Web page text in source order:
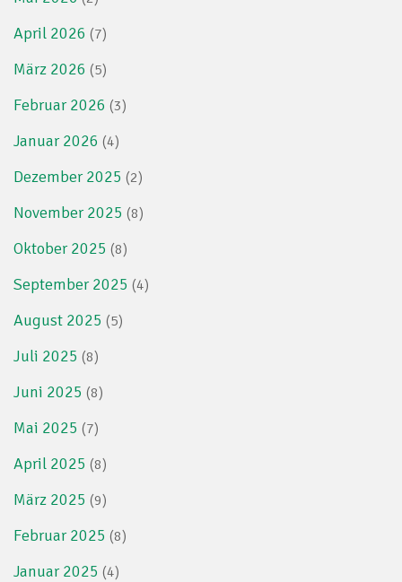
April 2026 (7)
März 2026 (5)
Februar 2026 (3)
Januar 2026 (4)
Dezember 2025 (2)
November 2025 (8)
Oktober 2025 (8)
September 2025 (4)
August 2025 (5)
Juli 2025 (8)
Juni 2025 (8)
Mai 2025 (7)
April 2025 (8)
März 2025 (9)
Februar 2025 (8)
Januar 2025 (4)